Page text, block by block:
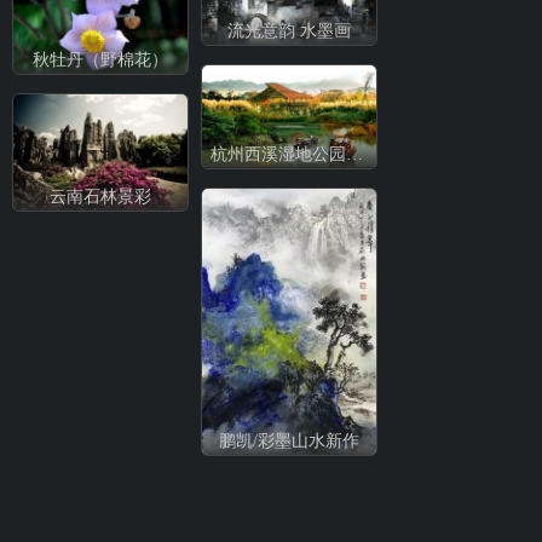
秋牡丹（野棉花）
流光意韵 水墨画
杭州西溪湿地公园角景
云南石林景彩
鹏凯/彩墨山水新作